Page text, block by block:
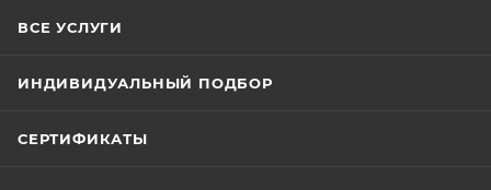
ВСЕ УСЛУГИ
ИНДИВИДУАЛЬНЫЙ ПОДБОР
СЕРТИФИКАТЫ